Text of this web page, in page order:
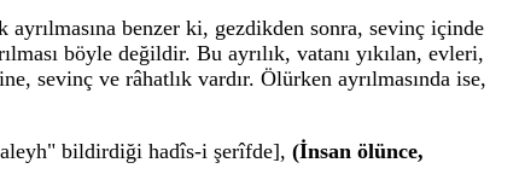
benzer ki, gezdikden sonra, sevinç içinde
böyle değildir. Bu ayrılık, vatanı yıkılan, evleri,
sevinç ve râhatlık vardır. Ölürken ayrılmasında ise,
aleyh" bildirdiği hadîs-i şerîfde], (İnsan ölünce,